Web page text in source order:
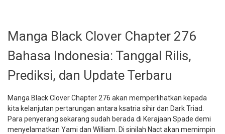
Manga Black Clover Chapter 276
Bahasa Indonesia: Tanggal Rilis,
Prediksi, dan Update Terbaru
Manga Black Clover Chapter 276 akan memperlihatkan kepada
kita kelanjutan pertarungan antara ksatria sihir dan Dark Triad.
Para penyerang sekarang sudah berada di Kerajaan Spade demi
menyelamatkan Yami dan William. Di sinilah Nact akan memimpin